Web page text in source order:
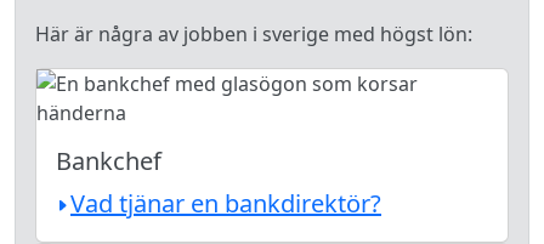
Här är några av jobben i sverige med högst lön:
Bankchef
Vad tjänar en bankdirektör?